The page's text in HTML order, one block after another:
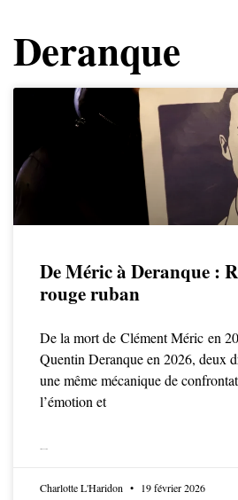
Deranque
De Méric à Deranque :
rouge ruban
De la mort de Clément Méric en
Quentin Deranque en 2026, deux
une même mécanique de
l’émotion et
Charlotte L'Haridon 19 février 2026